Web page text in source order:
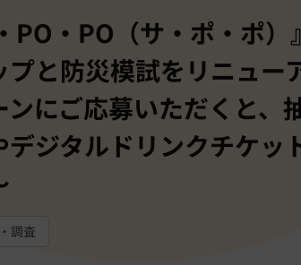
PO・PO（サ・ポ・ポ
プと防災模試をリニュー
ンにご応募いただくと、
デジタルドリンクチケッ
調査